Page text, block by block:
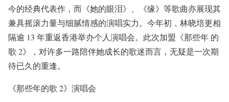
今的经典代表作，⽽《她的眼泪》、《缘》等歌曲亦展现其
兼具摇滚⼒量与细腻情感的演唱实⼒。今年初，林晓培更相
隔逾 13 年重返⾹港举办个⼈演唱会。此次加盟《那些年 的
歌 2》，对许多⼀路陪伴她成⻓的歌迷⽽⾔，⽆疑是⼀次期
待已久的重逢。
《那些年的歌 2》演唱会